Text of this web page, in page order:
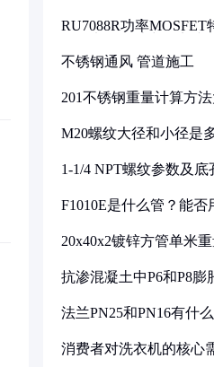
RU7088R功率MOSFET
不锈钢通风 管道施工
201不锈钢重量计算方
M20螺纹大径和小径是
1-1/4 NPT螺纹参数及底
F1010E是什么管？能否
20x40x2镀锌方管单米
抗渗混凝土中P6和P8膨
法兰PN25和PN16有什
消费者对洗衣机的核心